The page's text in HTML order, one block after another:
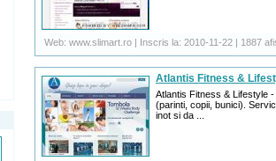
Web: www.slimart.ro | Inscris la: 2010-11-22 | 1887
Atlantis Fitness &
Atlantis Fitness & Lifestyle
(parinti, copii, bunici).
inot si da ...